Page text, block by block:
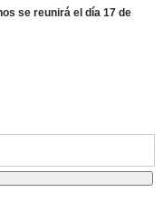
se reunirá el día 17 de